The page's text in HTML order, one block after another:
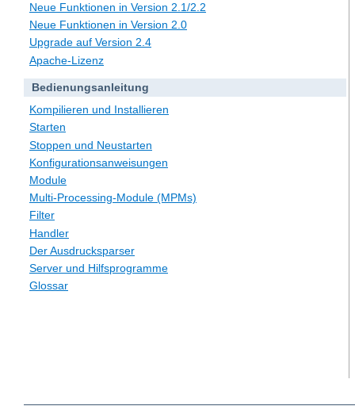
Neue Funktionen in Version 2.1/2.2
Neue Funktionen in Version 2.0
Upgrade auf Version 2.4
Apache-Lizenz
Bedienungsanleitung
Kompilieren und Installieren
Starten
Stoppen und Neustarten
Konfigurationsanweisungen
Module
Multi-Processing-Module (MPMs)
Filter
Handler
Der Ausdrucksparser
Server und Hilfsprogramme
Glossar